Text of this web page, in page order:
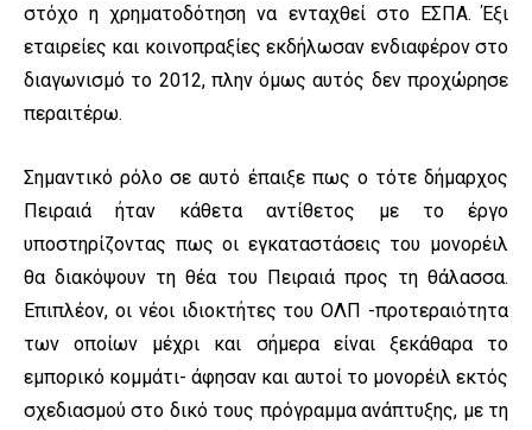
στόχο η χρηματοδότηση να ενταχθεί στο ΕΣΠΑ. Έξι
εταιρείες και κοινοπραξίες εκδήλωσαν ενδιαφέρον στο
διαγωνισμό το 2012, πλην όμως αυτός δεν προχώρησε
περαιτέρω.
Σημαντικό ρόλο σε αυτό έπαιξε πως ο τότε δήμαρχος
Πειραιά ήταν κάθετα αντίθετος με το έργο
υποστηρίζοντας πως οι εγκαταστάσεις του μονορέιλ
θα διακόψουν τη θέα του Πειραιά προς τη θάλασσα.
Επιπλέον, οι νέοι ιδιοκτήτες του ΟΛΠ -προτεραιότητα
των οποίων μέχρι και σήμερα είναι ξεκάθαρα το
εμπορικό κομμάτι- άφησαν και αυτοί το μονορέιλ εκτός
σχεδιασμού στο δικό τους πρόγραμμα ανάπτυξης, με τη